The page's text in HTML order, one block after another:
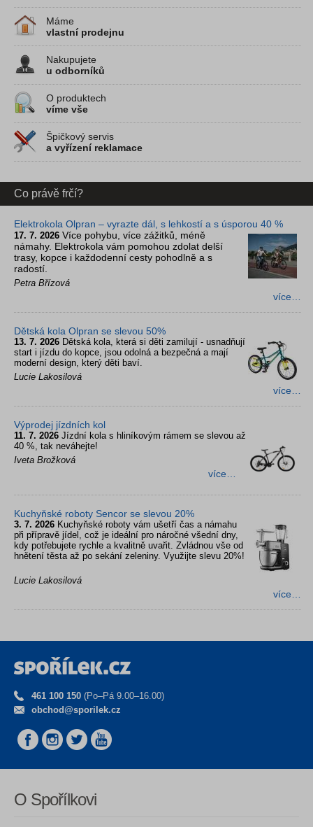
Máme
vlastní prodejnu
Nakupujete
u odborníků
O produktech
víme vše
Špičkový servis
a vyřízení reklamace
Co právě frčí?
Elektrokola Olpran – vyrazte dál, s lehkostí a s úsporou 40 %
17. 7. 2026 Více pohybu, více zážitků, méně
námahy. Elektrokola vám pomohou zdolat delší
trasy, kopce i každodenní cesty pohodlně a s
radostí.
Petra Břízová
více…
Dětská kola Olpran se slevou 50%
13. 7. 2026 Dětská kola, která si děti zamilují - usnadňují
start i jízdu do kopce, jsou odolná a bezpečná a mají
moderní design, který děti baví.
Lucie Lakosilová
více…
Výprodej jízdních kol
11. 7. 2026 Jízdní kola s hliníkovým rámem se slevou až
40 %, tak neváhejte!
Iveta Brožková
více…
Kuchyňské roboty Sencor se slevou 20%
3. 7. 2026 Kuchyňské roboty vám ušetří čas a námahu
při přípravě jídel, což je ideální pro náročné všední dny,
kdy potřebujete rychle a kvalitně uvařit. Zvládnou vše od
hnětení těsta až po sekání zeleniny. Využijte slevu 20%!
Lucie Lakosilová
více…
461 100 150 (Po–Pá 9.00–16.00)
obchod@sporilek.cz
O Spořílkovi